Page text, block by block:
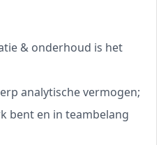
& onderhoud is het
analytische vermogen;
bent en in teambelang